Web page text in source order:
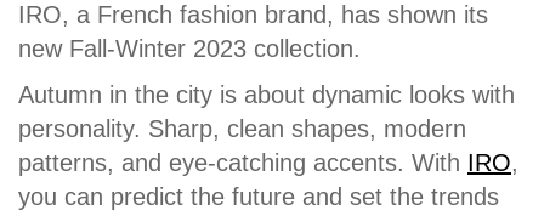
IRO, a French fashion brand, has shown its
new Fall-Winter 2023 collection.
Autumn in the city is about dynamic looks with
personality. Sharp, clean shapes, modern
patterns, and eye-catching accents. With IRO,
you can predict the future and set the trends